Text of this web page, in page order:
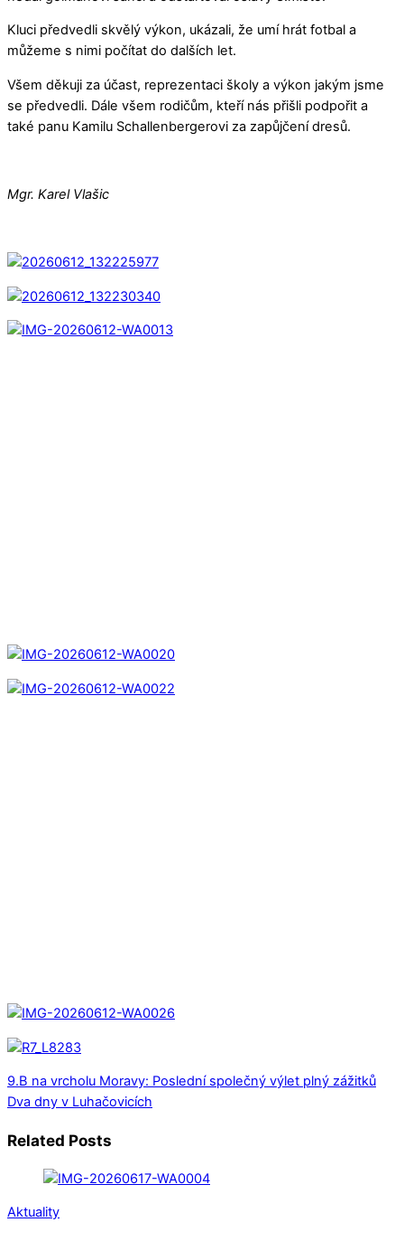
Kluci předvedli skvělý výkon, ukázali, že umí hrát fotbal a
můžeme s nimi počítat do dalších let.
Všem děkuji za účast, reprezentaci školy a výkon jakým jsme
se předvedli. Dále všem rodičům, kteří nás přišli podpořit a
také panu Kamilu Schallenbergerovi za zapůjčení dresů.
Mgr. Karel Vlašic
9.B na vrcholu Moravy: Poslední společný výlet plný zážitků
Dva dny v Luhačovicích
Related Posts
Aktuality